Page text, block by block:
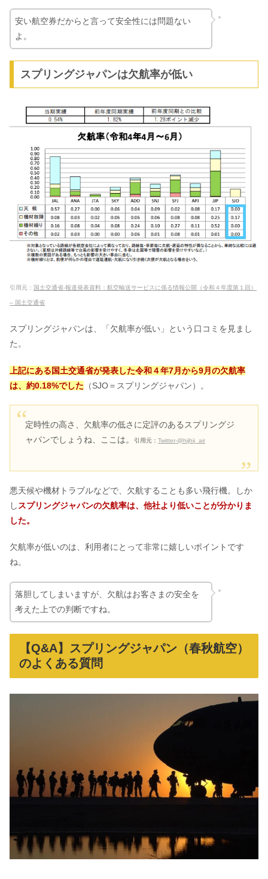
安い航空券だからと言って安全性には問題ない
よ。
スプリングジャパンは欠航率が低い
引用元： 国土交通省-報道発表資料：航空輸送サービスに係る情報公開（令和４年度第１回）
– 国土交通省
スプリングジャパンは、「欠航率が低い」という口コミを見まし
た。
上記にある国土交通省が発表した令和４年7月から9月の欠航率
は、約0.18%でした （SJO＝スプリングジャパン）。
定時性の高さ、欠航率の低さに定評のあるスプリングジ
ャパンでしょうね、ここは。
引用元：Twitter-@hijhij_air
悪天候や機材トラブルなどで、欠航することも多い飛行機。しか
し スプリングジャパンの欠航率は、他社より低いことが分かりま
した。
欠航率が低いのは、利用者にとって非常に嬉しいポイントです
ね。
落胆してしまいますが、欠航はお客さまの安全を
考えた上での判断ですね。
【Q&A】スプリングジャパン（春秋航空）
のよくある質問